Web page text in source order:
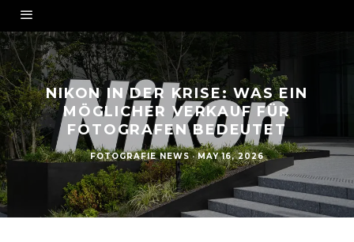
NIKON IN DER KRISE: WAS EIN
MÖGLICHER VERKAUF FÜR
FOTOGRAFEN BEDEUTET
FOTOGRAFIE NEWS · MAY 16, 2026